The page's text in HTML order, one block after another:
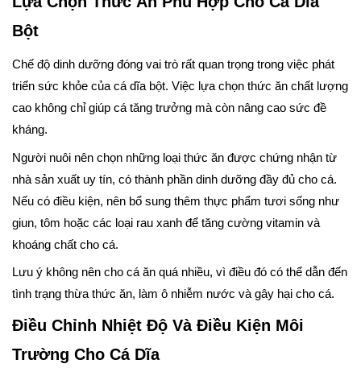
Bột
Chế độ dinh dưỡng đóng vai trò rất quan trọng trong việc phát
triển sức khỏe của cá dĩa bột. Việc lựa chọn thức ăn chất lượng
cao không chỉ giúp cá tăng trưởng mà còn nâng cao sức đề
kháng.
Người nuôi nên chọn những loại thức ăn được chứng nhận từ
nhà sản xuất uy tín, có thành phần dinh dưỡng đầy đủ cho cá.
Nếu có điều kiện, nên bổ sung thêm thực phẩm tươi sống như
giun, tôm hoặc các loại rau xanh để tăng cường vitamin và
khoáng chất cho cá.
Lưu ý không nên cho cá ăn quá nhiều, vì điều đó có thể dẫn đến
tình trạng thừa thức ăn, làm ô nhiễm nước và gây hại cho cá.
Điều Chỉnh Nhiệt Độ Và Điều Kiện Môi
Trường Cho Cá Dĩa